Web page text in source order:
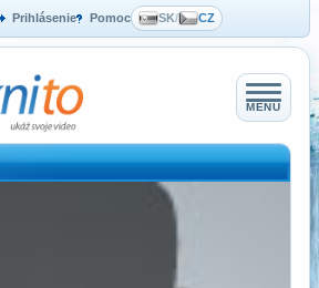
Prihlásenie Pomoc SK/ CZ
MENU